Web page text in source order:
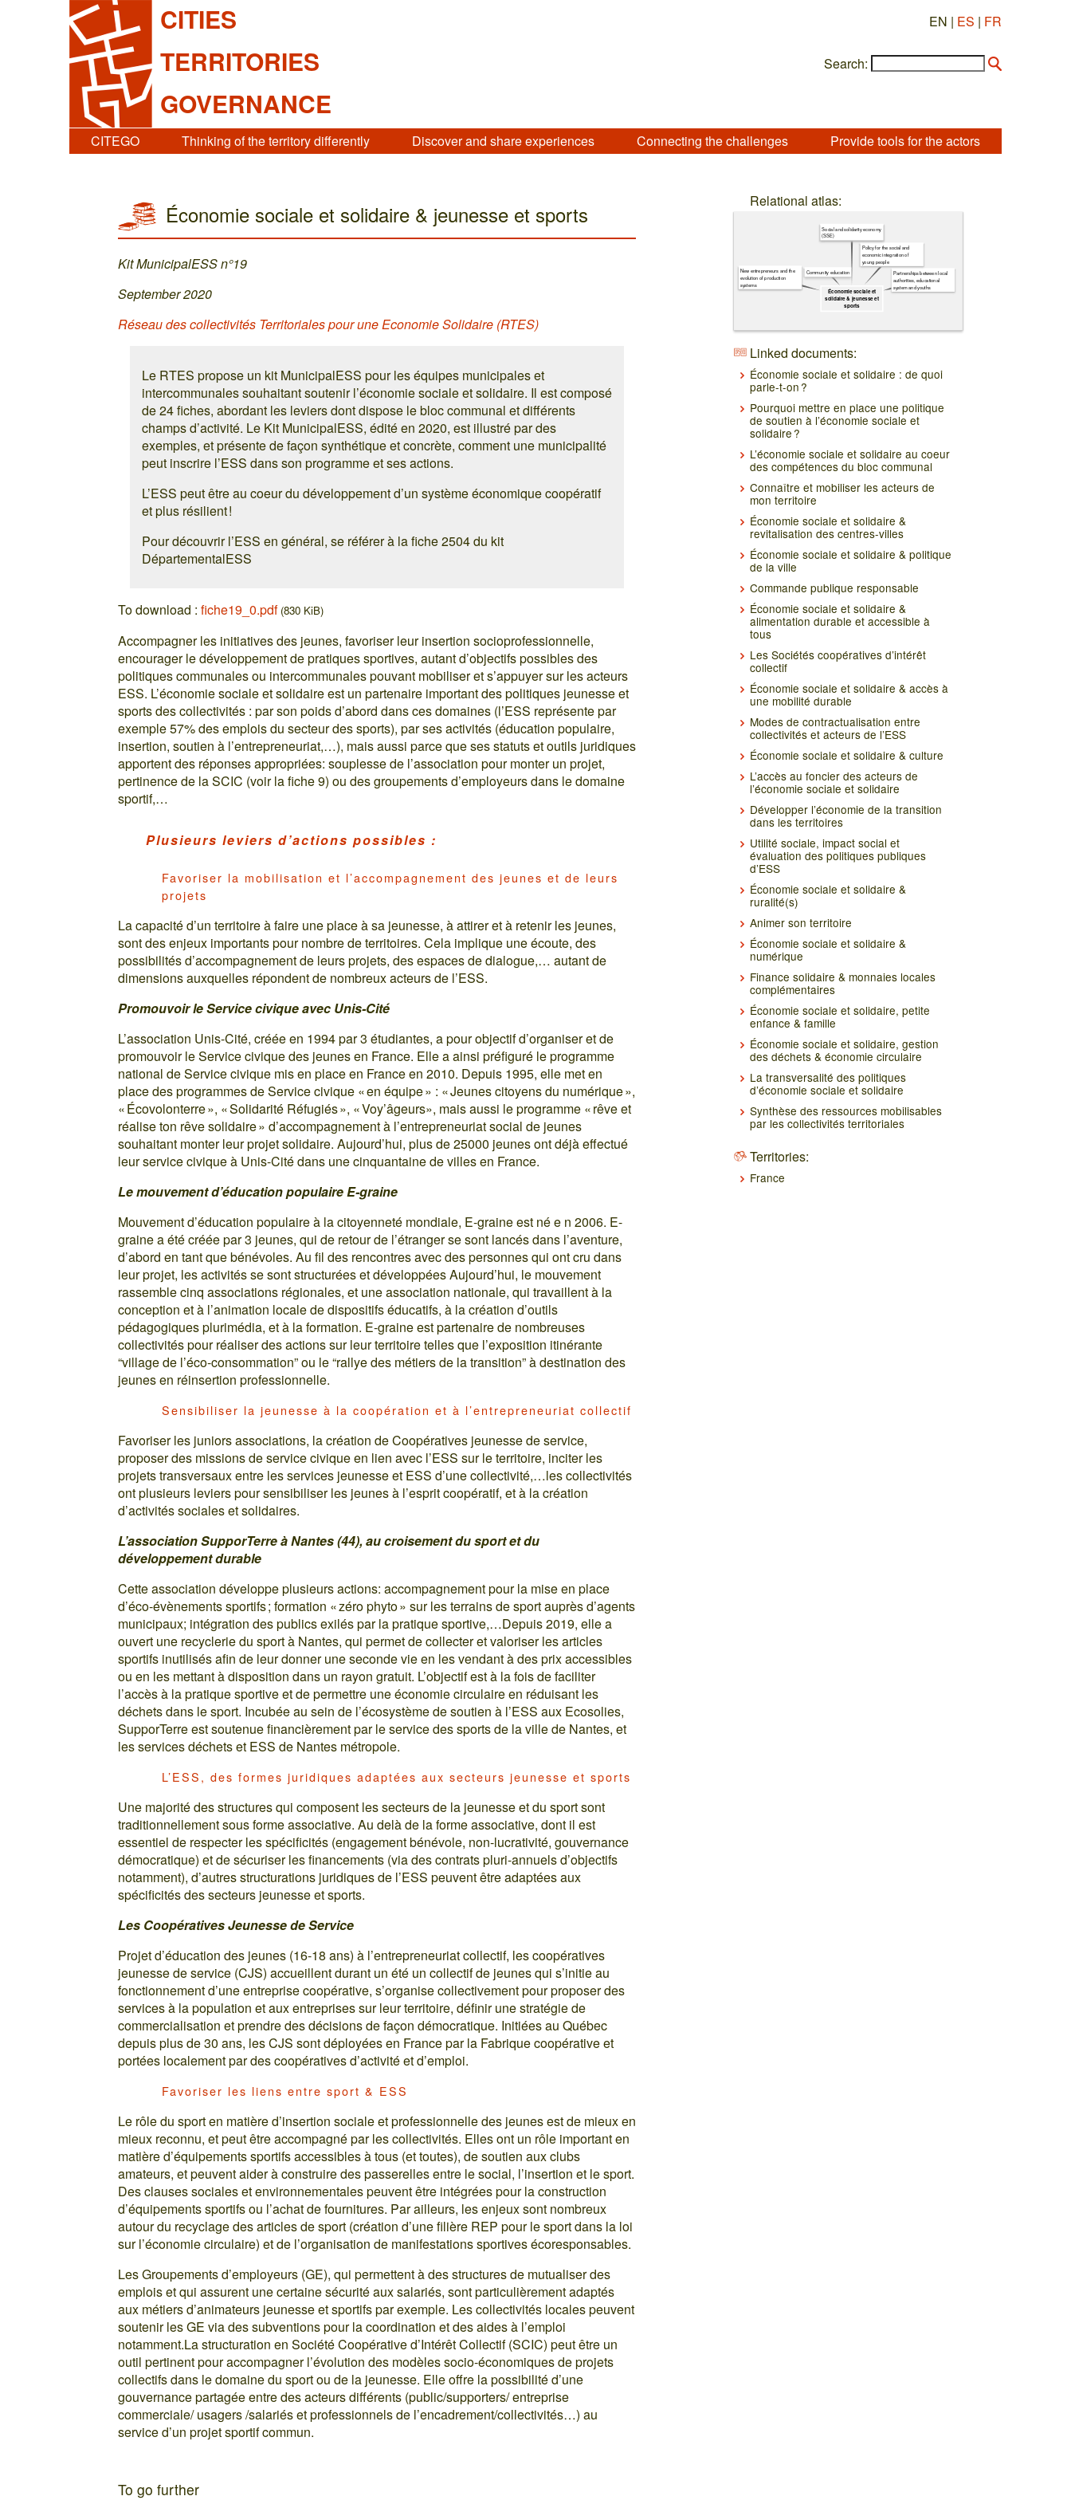
CITIES
TERRITORIES
GOVERNANCE
EN | ES | FR
Search:
CITEGO Thinking of the territory differently Discover and share experiences Connecting the challenges Provide tools for the actors
Économie sociale et solidaire & jeunesse et sports
Kit MunicipalESS n°19
September 2020
Réseau des collectivités Territoriales pour une Economie Solidaire (RTES)
Le RTES propose un kit MunicipalESS pour les équipes municipales et
intercommunales souhaitant soutenir l’économie sociale et solidaire. Il est composé
de 24 fiches, abordant les leviers dont dispose le bloc communal et différents
champs d’activité. Le Kit MunicipalESS, édité en 2020, est illustré par des
exemples, et présente de façon synthétique et concrète, comment une municipalité
peut inscrire l’ESS dans son programme et ses actions.
L’ESS peut être au coeur du développement d’un système économique coopératif
et plus résilient !
Pour découvrir l’ESS en général, se référer à la fiche 2504 du kit
DépartementalESS
To download :fiche19_0.pdf (830 KiB)
Accompagner les initiatives des jeunes, favoriser leur insertion socioprofessionnelle,
encourager le développement de pratiques sportives, autant d’objectifs possibles des
politiques communales ou intercommunales pouvant mobiliser et s’appuyer sur les acteurs
ESS. L’économie sociale et solidaire est un partenaire important des politiques jeunesse et
sports des collectivités : par son poids d’abord dans ces domaines (l’ESS représente par
exemple 57% des emplois du secteur des sports), par ses activités (éducation populaire,
insertion, soutien à l’entrepreneuriat,…), mais aussi parce que ses statuts et outils juridiques
apportent des réponses appropriées: souplesse de l’association pour monter un projet,
pertinence de la SCIC (voir la fiche 9) ou des groupements d’employeurs dans le domaine
sportif,…
Plusieurs leviers d’actions possibles :
Favoriser la mobilisation et l’accompagnement des jeunes et de leurs
projets
La capacité d’un territoire à faire une place à sa jeunesse, à attirer et à retenir les jeunes,
sont des enjeux importants pour nombre de territoires. Cela implique une écoute, des
possibilités d’accompagnement de leurs projets, des espaces de dialogue,… autant de
dimensions auxquelles répondent de nombreux acteurs de l’ESS.
Promouvoir le Service civique avec Unis-Cité
L’association Unis-Cité, créée en 1994 par 3 étudiantes, a pour objectif d’organiser et de
promouvoir le Service civique des jeunes en France. Elle a ainsi préfiguré le programme
national de Service civique mis en place en France en 2010. Depuis 1995, elle met en
place des programmes de Service civique « en équipe » : « Jeunes citoyens du numérique »,
« Écovolonterre », « Solidarité Réfugiés », « Voy’âgeurs», mais aussi le programme « rêve et
réalise ton rêve solidaire » d’accompagnement à l’entrepreneuriat social de jeunes
souhaitant monter leur projet solidaire. Aujourd’hui, plus de 25000 jeunes ont déjà effectué
leur service civique à Unis-Cité dans une cinquantaine de villes en France.
Le mouvement d’éducation populaire E-graine
Mouvement d’éducation populaire à la citoyenneté mondiale, E-graine est né e n 2006. E-
graine a été créée par 3 jeunes, qui de retour de l’étranger se sont lancés dans l’aventure,
d’abord en tant que bénévoles. Au fil des rencontres avec des personnes qui ont cru dans
leur projet, les activités se sont structurées et développées Aujourd’hui, le mouvement
rassemble cinq associations régionales, et une association nationale, qui travaillent à la
conception et à l’animation locale de dispositifs éducatifs, à la création d’outils
pédagogiques plurimédia, et à la formation. E-graine est partenaire de nombreuses
collectivités pour réaliser des actions sur leur territoire telles que l’exposition itinérante
“village de l’éco-consommation” ou le “rallye des métiers de la transition” à destination des
jeunes en réinsertion professionnelle.
Sensibiliser la jeunesse à la coopération et à l’entrepreneuriat collectif
Favoriser les juniors associations, la création de Coopératives jeunesse de service,
proposer des missions de service civique en lien avec l’ESS sur le territoire, inciter les
projets transversaux entre les services jeunesse et ESS d’une collectivité,…les collectivités
ont plusieurs leviers pour sensibiliser les jeunes à l’esprit coopératif, et à la création
d’activités sociales et solidaires.
L’association SupporTerre à Nantes (44), au croisement du sport et du
développement durable
Cette association développe plusieurs actions: accompagnement pour la mise en place
d’éco-évènements sportifs ; formation « zéro phyto » sur les terrains de sport auprès d’agents
municipaux; intégration des publics exilés par la pratique sportive,…Depuis 2019, elle a
ouvert une recyclerie du sport à Nantes, qui permet de collecter et valoriser les articles
sportifs inutilisés afin de leur donner une seconde vie en les vendant à des prix accessibles
ou en les mettant à disposition dans un rayon gratuit. L’objectif est à la fois de faciliter
l’accès à la pratique sportive et de permettre une économie circulaire en réduisant les
déchets dans le sport. Incubée au sein de l’écosystème de soutien à l’ESS aux Ecosolies,
SupporTerre est soutenue financièrement par le service des sports de la ville de Nantes, et
les services déchets et ESS de Nantes métropole.
L’ESS, des formes juridiques adaptées aux secteurs jeunesse et sports
Une majorité des structures qui composent les secteurs de la jeunesse et du sport sont
traditionnellement sous forme associative. Au delà de la forme associative, dont il est
essentiel de respecter les spécificités (engagement bénévole, non-lucrativité, gouvernance
démocratique) et de sécuriser les financements (via des contrats pluri-annuels d’objectifs
notamment), d’autres structurations juridiques de l’ESS peuvent être adaptées aux
spécificités des secteurs jeunesse et sports.
Les Coopératives Jeunesse de Service
Projet d’éducation des jeunes (16-18 ans) à l’entrepreneuriat collectif, les coopératives
jeunesse de service (CJS) accueillent durant un été un collectif de jeunes qui s’initie au
fonctionnement d’une entreprise coopérative, s’organise collectivement pour proposer des
services à la population et aux entreprises sur leur territoire, définir une stratégie de
commercialisation et prendre des décisions de façon démocratique. Initiées au Québec
depuis plus de 30 ans, les CJS sont déployées en France par la Fabrique coopérative et
portées localement par des coopératives d’activité et d’emploi.
Favoriser les liens entre sport & ESS
Le rôle du sport en matière d’insertion sociale et professionnelle des jeunes est de mieux en
mieux reconnu, et peut être accompagné par les collectivités. Elles ont un rôle important en
matière d’équipements sportifs accessibles à tous (et toutes), de soutien aux clubs
amateurs, et peuvent aider à construire des passerelles entre le social, l’insertion et le sport.
Des clauses sociales et environnementales peuvent être intégrées pour la construction
d’équipements sportifs ou l’achat de fournitures. Par ailleurs, les enjeux sont nombreux
autour du recyclage des articles de sport (création d’une filière REP pour le sport dans la loi
sur l’économie circulaire) et de l’organisation de manifestations sportives écoresponsables.
Les Groupements d’employeurs (GE), qui permettent à des structures de mutualiser des
emplois et qui assurent une certaine sécurité aux salariés, sont particulièrement adaptés
aux métiers d’animateurs jeunesse et sportifs par exemple. Les collectivités locales peuvent
soutenir les GE via des subventions pour la coordination et des aides à l’emploi
notamment.La structuration en Société Coopérative d’Intérêt Collectif (SCIC) peut être un
outil pertinent pour accompagner l’évolution des modèles socio-économiques de projets
collectifs dans le domaine du sport ou de la jeunesse. Elle offre la possibilité d’une
gouvernance partagée entre des acteurs différents (public/supporters/ entreprise
commerciale/ usagers /salariés et professionnels de l’encadrement/collectivités…) au
service d’un projet sportif commun.
To go further
Relational atlas:
Économie sociale et
solidaire & jeunesse et
sports
Partnerships between local
authorities, educational
system and youths
Policy for the social and
economic integration of
young people
Social and solidarity economy
(SSE)
Community education
New entrepreneurs and the
evolution of production
systems
Linked documents:
Économie sociale et solidaire : de quoi
parle-t-on ?
Pourquoi mettre en place une politique
de soutien à l’économie sociale et
solidaire ?
L’économie sociale et solidaire au coeur
des compétences du bloc communal
Connaître et mobiliser les acteurs de
mon territoire
Économie sociale et solidaire &
revitalisation des centres-villes
Économie sociale et solidaire & politique
de la ville
Commande publique responsable
Économie sociale et solidaire &
alimentation durable et accessible à
tous
Les Sociétés coopératives d’intérêt
collectif
Économie sociale et solidaire & accès à
une mobilité durable
Modes de contractualisation entre
collectivités et acteurs de l’ESS
Économie sociale et solidaire & culture
L’accès au foncier des acteurs de
l’économie sociale et solidaire
Développer l’économie de la transition
dans les territoires
Utilité sociale, impact social et
évaluation des politiques publiques
d’ESS
Économie sociale et solidaire &
ruralité(s)
Animer son territoire
Économie sociale et solidaire &
numérique
Finance solidaire & monnaies locales
complémentaires
Économie sociale et solidaire, petite
enfance & famille
Économie sociale et solidaire, gestion
des déchets & économie circulaire
La transversalité des politiques
d’économie sociale et solidaire
Synthèse des ressources mobilisables
par les collectivités territoriales
Territories:
France